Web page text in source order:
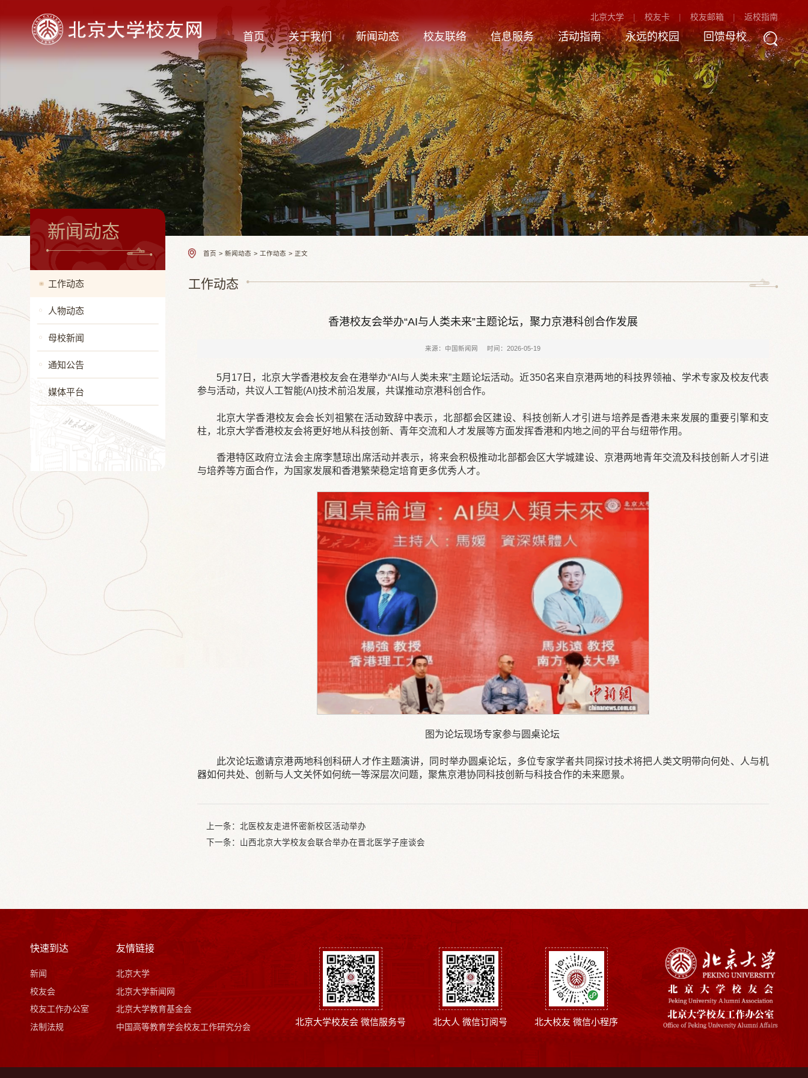
北京大学 校友卡 校友邮箱 返校指南
首页 关于我们 新闻动态 校友联络 信息服务 活动指南 永远的校园 回馈母校
新闻动态
工作动态
人物动态
母校新闻
通知公告
媒体平台
首页 > 新闻动态 > 工作动态 > 正文
工作动态
香港校友会举办“AI与人类未来”主题论坛，聚力京港科创合作发展
来源：中国新闻网 时间：2026-05-19
5月17日，北京大学香港校友会在港举办“AI与人类未来”主题论坛活动。近350名来自京港两地的科技界领袖、学术专家及校友代表
参与活动，共议人工智能(AI)技术前沿发展，共谋推动京港科创合作。
北京大学香港校友会会长刘祖繁在活动致辞中表示，北部都会区建设、科技创新人才引进与培养是香港未来发展的重要引擎和支
柱，北京大学香港校友会将更好地从科技创新、青年交流和人才发展等方面发挥香港和内地之间的平台与纽带作用。
香港特区政府立法会主席李慧琼出席活动并表示，将来会积极推动北部都会区大学城建设、京港两地青年交流及科技创新人才引进
与培养等方面合作，为国家发展和香港繁荣稳定培育更多优秀人才。
图为论坛现场专家参与圆桌论坛
此次论坛邀请京港两地科创科研人才作主题演讲，同时举办圆桌论坛，多位专家学者共同探讨技术将把人类文明带向何处、人与机
器如何共处、创新与人文关怀如何统一等深层次问题，聚焦京港协同科技创新与科技合作的未来愿景。
上一条： 北医校友走进怀密新校区活动举办
下一条： 山西北京大学校友会联合举办在晋北医学子座谈会
快速到达
新闻
校友会
校友工作办公室
法制法规
友情链接
北京大学
北京大学新闻网
北京大学教育基金会
中国高等教育学会校友工作研究分会
北京大学校友会 微信服务号 北大人 微信订阅号 北大校友 微信小程序